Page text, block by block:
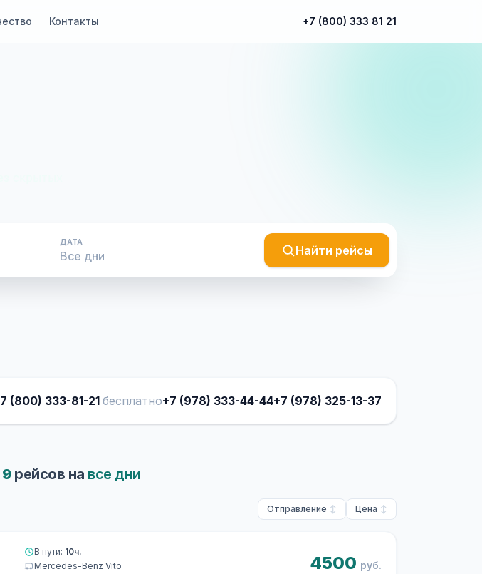
Контакты +7 (800) 333 81 21
ДАТА
Найти рейсы
(800) 333-81-21 бесплатно+7 (978) 333-44-44+7 (978) 325-13-37
9рейсов на все дни
Отправление Цена
В пути: 10ч.
Mercedes-Benz Vito
4500 руб.